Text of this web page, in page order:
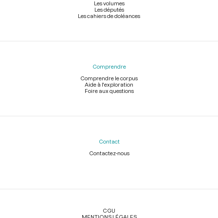
Les volumes
Les députés
Les cahiers de doléances
Comprendre
Comprendre le corpus
Aide à l'exploration
Foire aux questions
Contact
Contactez-nous
Légal
CGU